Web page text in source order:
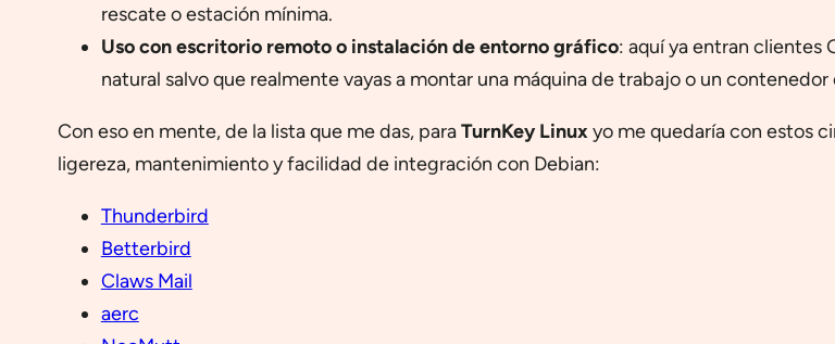
rescate o estación mínima.
Uso con escritorio remoto o instalación de entorno gráfico: aquí ya entran clientes
natural salvo que realmente vayas a montar una máquina de trabajo o un contenedor
Con eso en mente, de la lista que me das, paraTurnKey Linuxyo me quedaría con estos
ligereza, mantenimiento y facilidad de integración con Debian:
Thunderbird
Betterbird
Claws Mail
aerc